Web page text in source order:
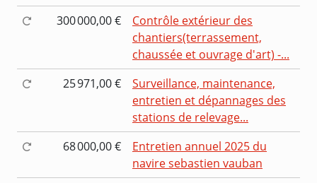
300 000,00 €
Contrôle extérieur des
chantiers(terrassement,
chaussée et ouvrage d'art) -...
25 971,00 €
Surveillance, maintenance,
entretien et dépannages des
stations de relevage...
68 000,00 €
Entretien annuel 2025 du
navire sebastien vauban